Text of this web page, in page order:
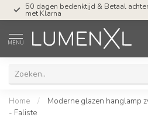
Tel: ma-do tot 23.00, vr tot 21.00, za
17.00 uur
MENU
Home /
Moderne glazen hanglamp
- Faliste